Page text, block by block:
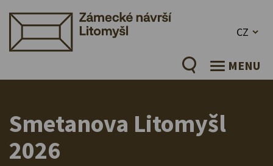
CZ
MENU
Smetanova Litomyšl
2026